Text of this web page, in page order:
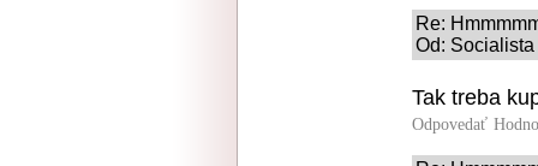
Re:
Od:
Tak treba
Odpovedať